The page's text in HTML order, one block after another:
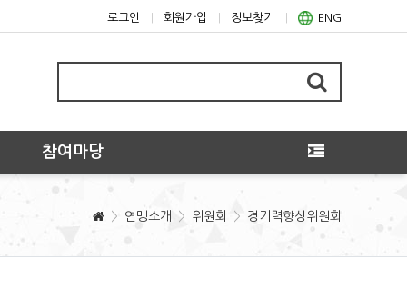
로그인 회원가입 정보찾기 ENG
참여마당
연맹소개 위원회 경기력향상위원회